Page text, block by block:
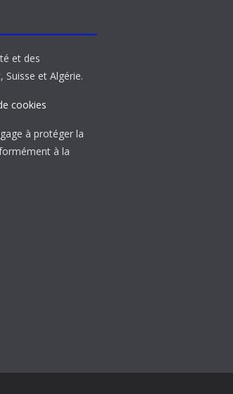
et des
et Algérie.
cookies
à protéger la
à la